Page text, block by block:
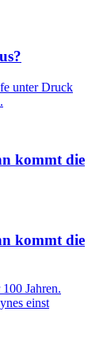
unter Druck
kommt die
kommt die
Jahren.
einst